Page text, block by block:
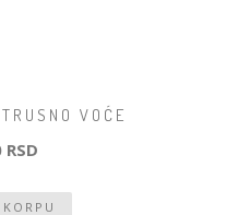
VOĆE